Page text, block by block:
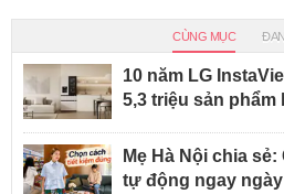
CÙNG MỤC
10 năm LG
5,3 triệu sản phẩm
Mẹ Hà Nội chia
tự động ngay